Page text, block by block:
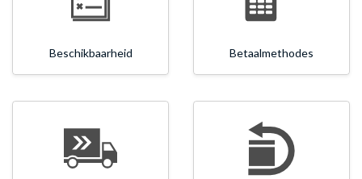
Beschikbaarheid Betaalmethodes